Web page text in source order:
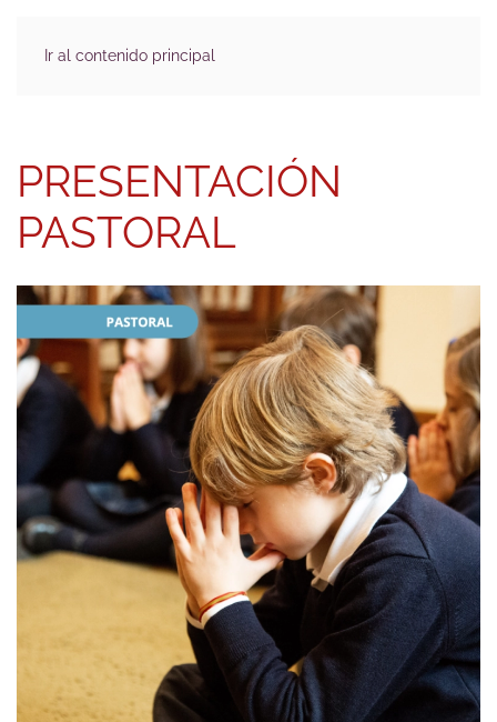
Ir al contenido principal
PRESENTACIÓN
PASTORAL